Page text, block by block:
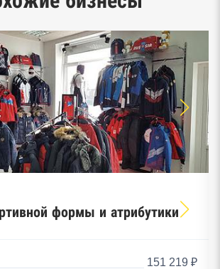
ФНС
формы и атрибутики
151 219 ₽